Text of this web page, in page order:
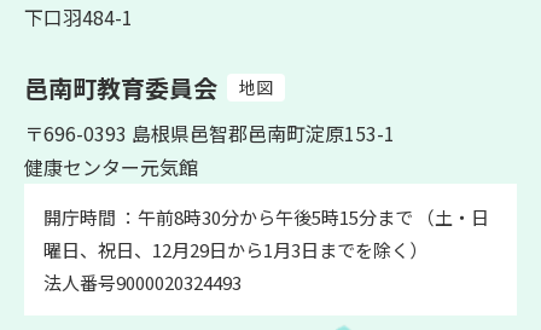
下口羽484-1
邑南町教育委員会 地図
〒696-0393 島根県邑智郡邑南町淀原153-1
健康センター元気館
開庁時間 ：午前8時30分から午後5時15分まで （土・日
曜日、祝日、12月29日から1月3日までを除く）
法人番号9000020324493